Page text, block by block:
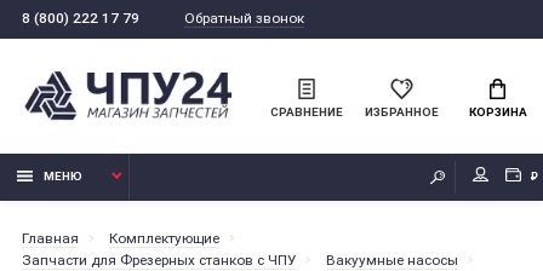
8 (800) 222 17 79 Обратный звонок
СРАВНЕНИЕ ИЗБРАННОЕ КОРЗИНА
МЕНЮ ₽
Главная
Комплектующие
Запчасти для Фрезерных станков с ЧПУ
Вакуумные насосы